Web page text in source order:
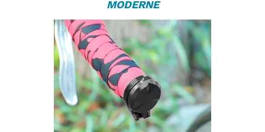
MODERNE